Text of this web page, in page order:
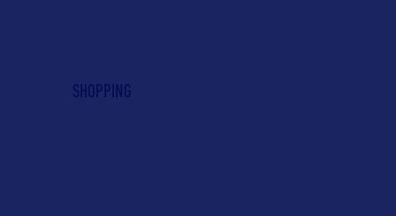
SHOPPING